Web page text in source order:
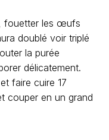
fouetter les œufs
doublé voir triplé
la purée
délicatement.
faire cuire 17
couper en un grand